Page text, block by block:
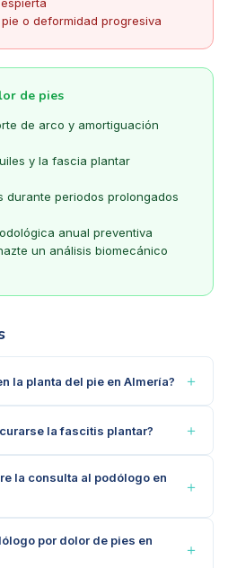
o deformidad progresiva
de pies
de arco y amortiguación
y la fascia plantar
durante periodos prolongados
anual preventiva
un análisis biomecánico
la planta del pie en Almería? ＋
la fascitis plantar? ＋
la consulta al podólogo en
＋
por dolor de pies en
＋